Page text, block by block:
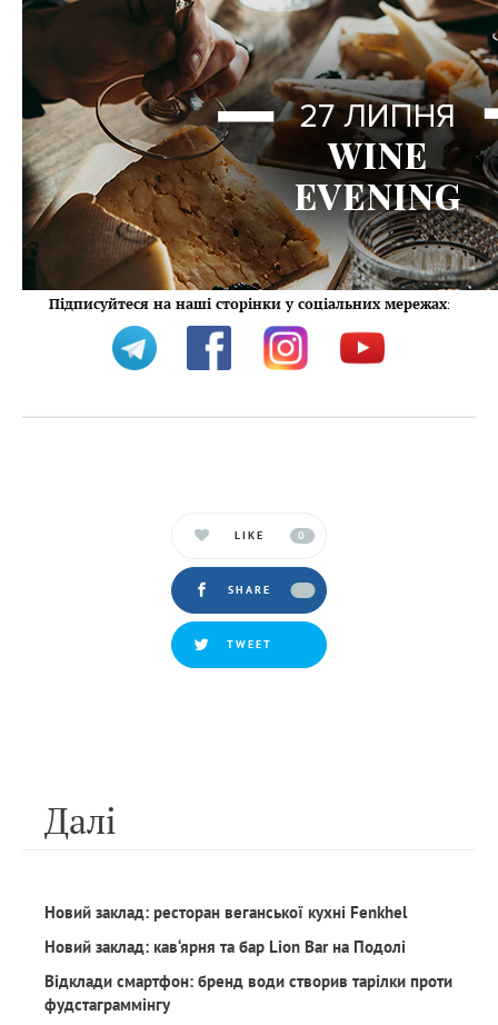
Підписуйтеся на наші сторінки у соціальних мережах:
LIKE 0
SHARE
TWEET
Далi
Новий заклад: ресторан веганської кухні Fenkhel
Новий заклад: кав‘ярня та бар Lion Bar на Подолі
Відклади смартфон: бренд води створив тарілки проти
фудстаграммінгу